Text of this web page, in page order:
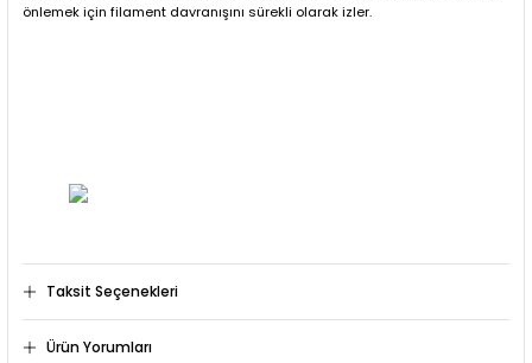
önlemek için filament davranışını sürekli olarak izler.
Taksit Seçenekleri
Ürün Yorumları